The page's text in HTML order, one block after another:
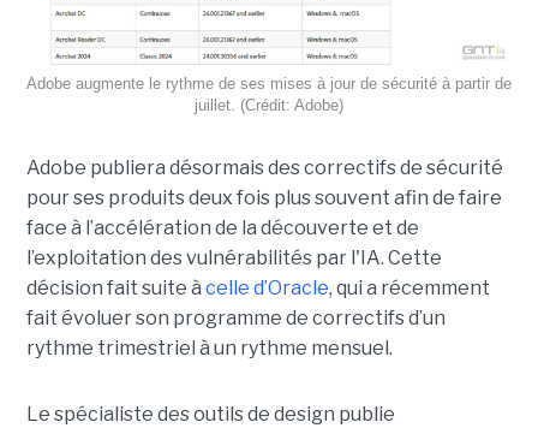
Adobe augmente le rythme de ses mises à jour de sécurité à partir de
juillet. (Crédit: Adobe)
Adobe publiera désormais des correctifs de sécurité
pour ses produits deux fois plus souvent afin de faire
face à l’accélération de la découverte et de
l’exploitation des vulnérabilités par l'IA. Cette
décision fait suite à celle d’Oracle, qui a récemment
fait évoluer son programme de correctifs d’un
rythme trimestriel à un rythme mensuel.
Le spécialiste des outils de design publie